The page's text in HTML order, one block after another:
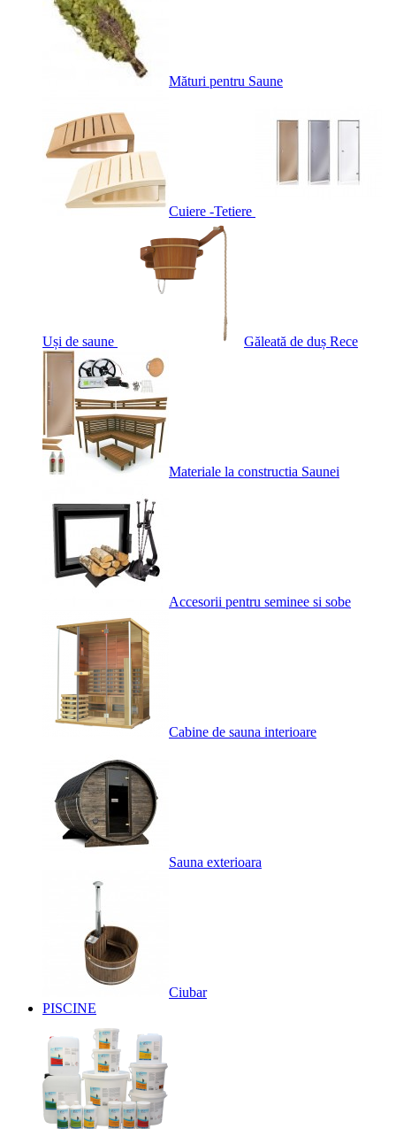
Mături pentru Saune
Cuiere -Tetiere
Uși de saune Găleată de duș Rece
Materiale la constructia Saunei
Accesorii pentru seminee si sobe
Cabine de sauna interioare
Sauna exterioara
Ciubar
PISCINE